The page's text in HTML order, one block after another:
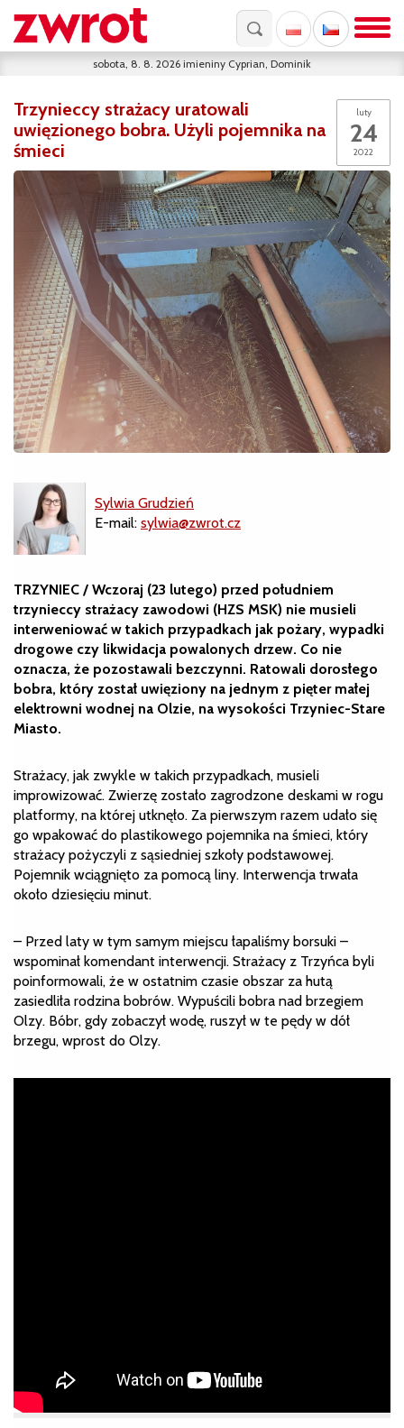
sobota, 8. 8. 2026 imieniny Cyprian, Dominik
luty
24
2022
Trzynieccy strażacy uratowali
uwięzionego bobra. Użyli pojemnika na
śmieci
Sylwia Grudzień
E-mail: sylwia@zwrot.cz
TRZYNIEC / Wczoraj (23 lutego) przed południem
trzynieccy strażacy zawodowi (HZS MSK) nie musieli
interweniować w takich przypadkach jak pożary, wypadki
drogowe czy likwidacja powalonych drzew. Co nie
oznacza, że pozostawali bezczynni. Ratowali dorosłego
bobra, który został uwięziony na jednym z pięter małej
elektrowni wodnej na Olzie, na wysokości Trzyniec-Stare
Miasto.
Strażacy, jak zwykle w takich przypadkach, musieli
improwizować. Zwierzę zostało zagrodzone deskami w rogu
platformy, na której utknęło. Za pierwszym razem udało się
go wpakować do plastikowego pojemnika na śmieci, który
strażacy pożyczyli z sąsiedniej szkoły podstawowej.
Pojemnik wciągnięto za pomocą liny. Interwencja trwała
około dziesięciu minut.
– Przed laty w tym samym miejscu łapaliśmy borsuki –
wspominał komendant interwencji. Strażacy z Trzyńca byli
poinformowali, że w ostatnim czasie obszar za hutą
zasiedliła rodzina bobrów. Wypuścili bobra nad brzegiem
Olzy. Bóbr, gdy zobaczył wodę, ruszył w te pędy w dół
brzegu, wprost do Olzy.